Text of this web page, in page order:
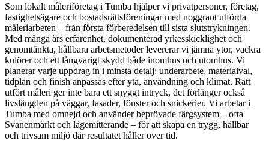
Som lokalt måleriföretag i Tumba hjälper vi privatpersoner, företag,
fastighetsägare och bostadsrättsföreningar med noggrant utförda
måleriarbeten – från första förberedelsen till sista slutstrykningen.
Med många års erfarenhet, dokumenterad yrkesskicklighet och
genomtänkta, hållbara arbetsmetoder levererar vi jämna ytor, vackra
kulörer och ett långvarigt skydd både inomhus och utomhus. Vi
planerar varje uppdrag in i minsta detalj: underarbete, materialval,
tidplan och finish anpassas efter yta, användning och klimat. Rätt
utfört måleri ger inte bara ett snyggt intryck, det förlänger också
livslängden på väggar, fasader, fönster och snickerier. Vi arbetar i
Tumba med omnejd och använder beprövade färgsystem – ofta
Svanenmärkt och lågemitterande – för att skapa en trygg, hållbar
och trivsam miljö där resultatet håller över tid.